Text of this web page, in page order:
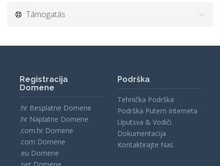
Támogatás
Registracija
Domene
.hr Besplatne Domene
.hr Naplatne Domene
.com.hr Domene
.com Domene
.eu Domene
.net Domene
Podrška
Tehnička Podrška
Podrška Putem Interneta
Uputsva & Vodiči
Dokumentacija
Kontaktirajte Nas